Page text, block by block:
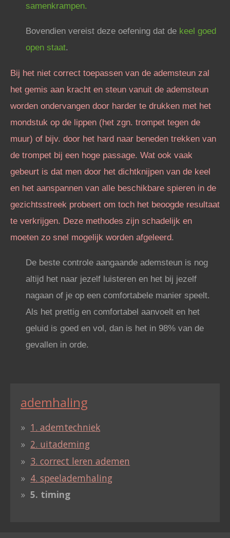
samenkrampen.
Bovendien vereist deze oefening dat de keel goed
open staat.
Bij het niet correct toepassen van de ademsteun zal
het gemis aan kracht en steun vanuit de ademsteun
worden ondervangen door harder te drukken met het
mondstuk op de lippen (het zgn. trompet tegen de
muur) of bijv. door het hard naar beneden trekken van
de trompet bij een hoge passage. Wat ook vaak
gebeurt is dat men door het dichtknijpen van de keel
en het aanspannen van alle beschikbare spieren in de
gezichtsstreek probeert om toch het beoogde resultaat
te verkrijgen. Deze methodes zijn schadelijk en
moeten zo snel mogelijk worden afgeleerd.
De beste controle aangaande ademsteun is nog
altijd het naar jezelf luisteren en het bij jezelf
nagaan of je op een comfortabele manier speelt.
Als het prettig en comfortabel aanvoelt en het
geluid is goed en vol, dan is het in 98% van de
gevallen in orde.
ademhaling
1. ademtechniek
2. uitademing
3. correct leren ademen
4. speelademhaling
5. timing